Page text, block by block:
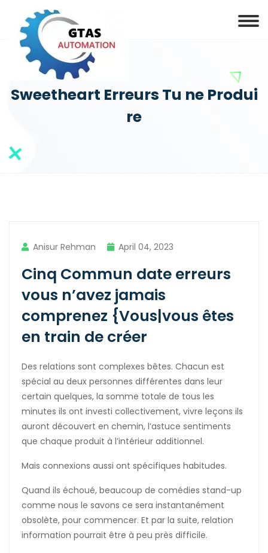
Sweetheart Erreurs Tu ne Produi
re
Anisur Rehman April 04, 2023
Cinq Commun date erreurs
vous n’avez jamais
comprenez {Vous|vous êtes
en train de créer
Des relations sont complexes bêtes. Chacun est
spécial au deux personnes différentes dans leur
certain quelques, la somme totale de tous les
minutes ils ont investi collectivement, vivre leçons ils
auront découvert en chemin, l’astuce sentiments
que chaque produit à l’intérieur additionnel.
Mais connexions aussi ont spécifiques habitudes.
Quand ils échoué, beaucoup de comédies stand-up
comme nous le savons ce sera instantanément
obsolète, pour commencer. Et par la suite, relation
information pourrait être à peu près difficile.